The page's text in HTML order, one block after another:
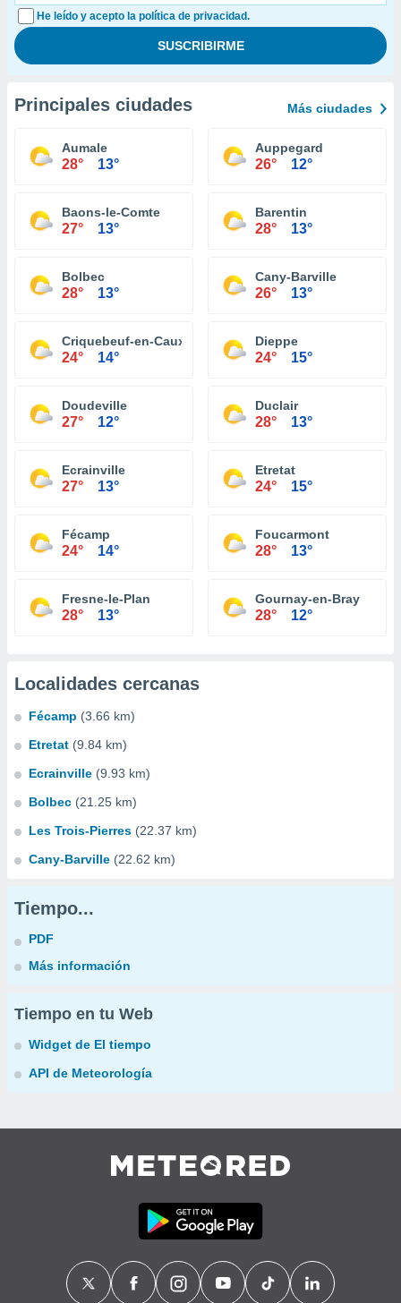
He leído y acepto la política de privacidad.
Principales ciudades Más ciudades
Aumale
28° 13°
Auppegard
26° 12°
Baons-le-Comte
27° 13°
Barentin
28° 13°
Bolbec
28° 13°
Cany-Barville
26° 13°
Criquebeuf-en-Caux
24° 14°
Dieppe
24° 15°
Doudeville
27° 12°
Duclair
28° 13°
Ecrainville
27° 13°
Etretat
24° 15°
Fécamp
24° 14°
Foucarmont
28° 13°
Fresne-le-Plan
28° 13°
Gournay-en-Bray
28° 12°
Localidades cercanas
Fécamp (3.66 km)
Etretat (9.84 km)
Ecrainville (9.93 km)
Bolbec (21.25 km)
Les Trois-Pierres (22.37 km)
Cany-Barville (22.62 km)
Tiempo...
PDF
Más información
Tiempo en tu Web
Widget de El tiempo
API de Meteorología